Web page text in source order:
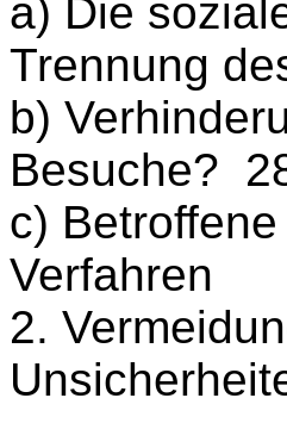
a) Die
Trennung
b)
Besuche?
c) Betroffene
2.